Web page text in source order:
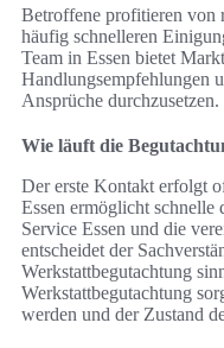
Betroffene profitieren von
häufig schnelleren
Team in Essen bietet
Handlungsempfehlungen
Ansprüche durchzusetzen.
Wie läuft die
Der erste Kontakt erfolgt
Essen ermöglicht schnelle
Service Essen und die
entscheidet der
Werkstattbegutachtung
Werkstattbegutachtung
werden und der Zustand